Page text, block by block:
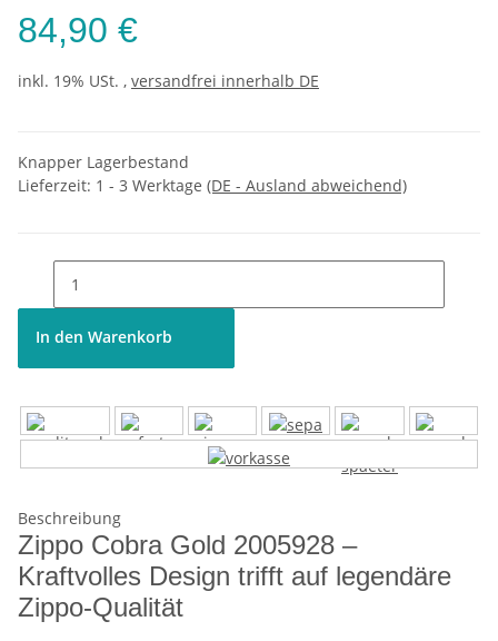
84,90 €
inkl. 19% USt. , versandfrei innerhalb DE
Knapper Lagerbestand
Lieferzeit: 1 - 3 Werktage (DE - Ausland abweichend)
In den Warenkorb
Beschreibung
Zippo Cobra Gold 2005928 –
Kraftvolles Design trifft auf legendäre
Zippo-Qualität